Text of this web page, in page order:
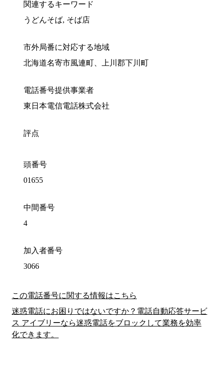
関連するキーワード
うどんそば, そば店
市外局番に対応する地域
北海道名寄市風連町、上川郡下川町
電話番号提供事業者
東日本電信電話株式会社
評点
頭番号
01655
中間番号
4
加入者番号
3066
この電話番号に関する情報はこちら
迷惑電話にお困りではないですか？電話自動応答サービ
ス アイブリーなら迷惑電話をブロックして業務を効率
化できます。